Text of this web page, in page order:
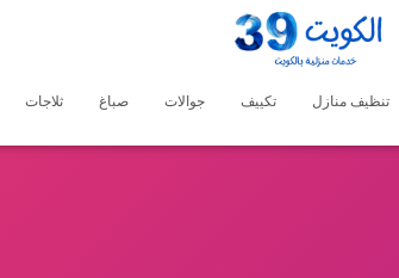
تنظيف منازل تكييف جوالات صباغ ثلاجات